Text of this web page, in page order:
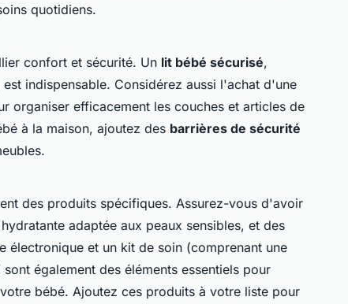
quotidiens.
confort et sécurité. Un lit bébé sécurisé,
indispensable. Considérez aussi l'achat d'une
organiser efficacement les couches et articles de
à la maison, ajoutez des barrières de sécurité
des produits spécifiques. Assurez-vous d'avoir
adaptée aux peaux sensibles, et des
électronique et un kit de soin (comprenant une
également des éléments essentiels pour
bébé. Ajoutez ces produits à votre liste pour